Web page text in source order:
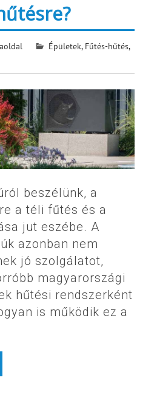
Épületek, Fűtés-hűtés,
beszélünk, a
a téli fűtés és a
jut eszébe. A
azonban nem
jó szolgálatot,
magyarországi
hűtési rendszerként
is működik ez a